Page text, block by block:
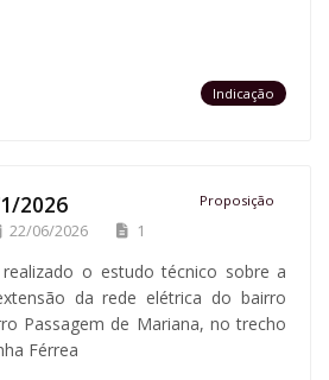
Indicação
2026 Proposição
22/06/2026 1
o estudo técnico sobre a
da rede elétrica do bairro
Passagem de Mariana, no trecho
Férrea